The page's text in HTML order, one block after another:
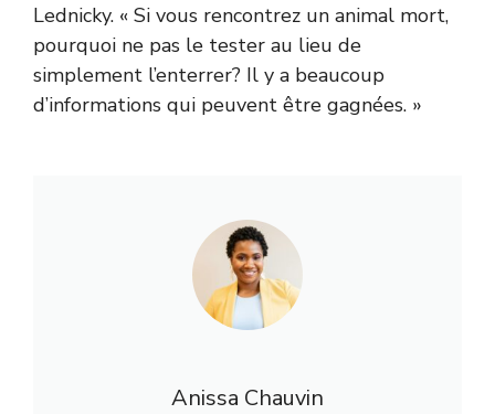
Lednicky. « Si vous rencontrez un animal mort,
pourquoi ne pas le tester au lieu de
simplement l’enterrer? Il y a beaucoup
d’informations qui peuvent être gagnées. »
Anissa Chauvin